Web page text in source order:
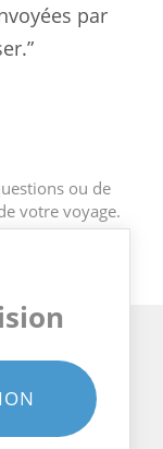
par
ou de
votre voyage.